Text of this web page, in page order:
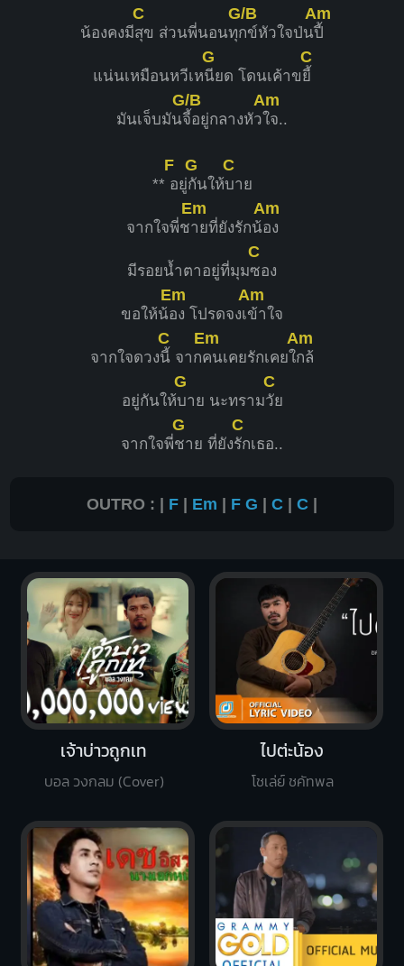
น้องคงมี
C
สุข ส่วนพี่นอนทุ
G/B
กข์หัวใจป่น
Am
ปี้
แน่นเหมือนหวีเห
G
นียด โดนเค้าข
C
ยี้
มันเจ็บมัน
G/B
จี้อยู่กลางหัว
Am
ใจ..
**
F
อยู่
G
กันให้
C
บาย
จากใจพี่ช
Em
ายที่ยังรักน้
Am
อง
มีรอยน้ำตาอยู่ที่มุม
C
ซอง
ขอให้น้
Em
อง โปรดจงเ
Am
ข้าใจ
จากใจดวง
C
นี้ จาก
Em
คนเคยรักเคยใ
Am
กล้
อยู่กันให้
G
บาย นะทราม
C
วัย
จากใจพี่
G
ชาย ที่ยัง
C
รักเธอ..
OUTRO : | F | Em | F G | C | C |
เจ้าบ่าวถูกเท
บอล วงกลม (Cover)
ไปต่ะน้อง
โชเล่ย์ ชคัทพล